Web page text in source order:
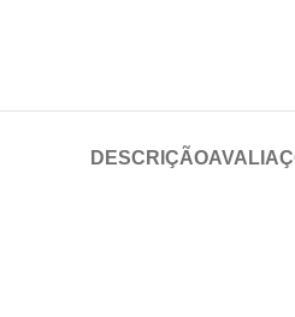
DESCRIÇÃO